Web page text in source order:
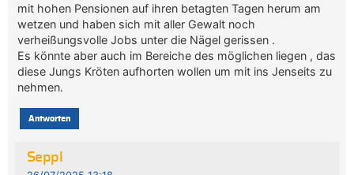
mit hohen Pensionen auf ihren betagten Tagen herum am
wetzen und haben sich mit aller Gewalt noch
verheißungsvolle Jobs unter die Nägel gerissen .
Es könnte aber auch im Bereiche des möglichen liegen , das
diese Jungs Kröten aufhorten wollen um mit ins Jenseits zu
nehmen.
Antworten
Seppl